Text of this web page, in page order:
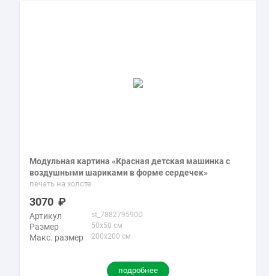
Модульная картина «Красная детская машинка с
воздушными шариками в форме сердечек»
печать на холсте
3070
Артикул st_788279590D
Размер 50x50 см
Макс. размер 200x200 см
подробнее